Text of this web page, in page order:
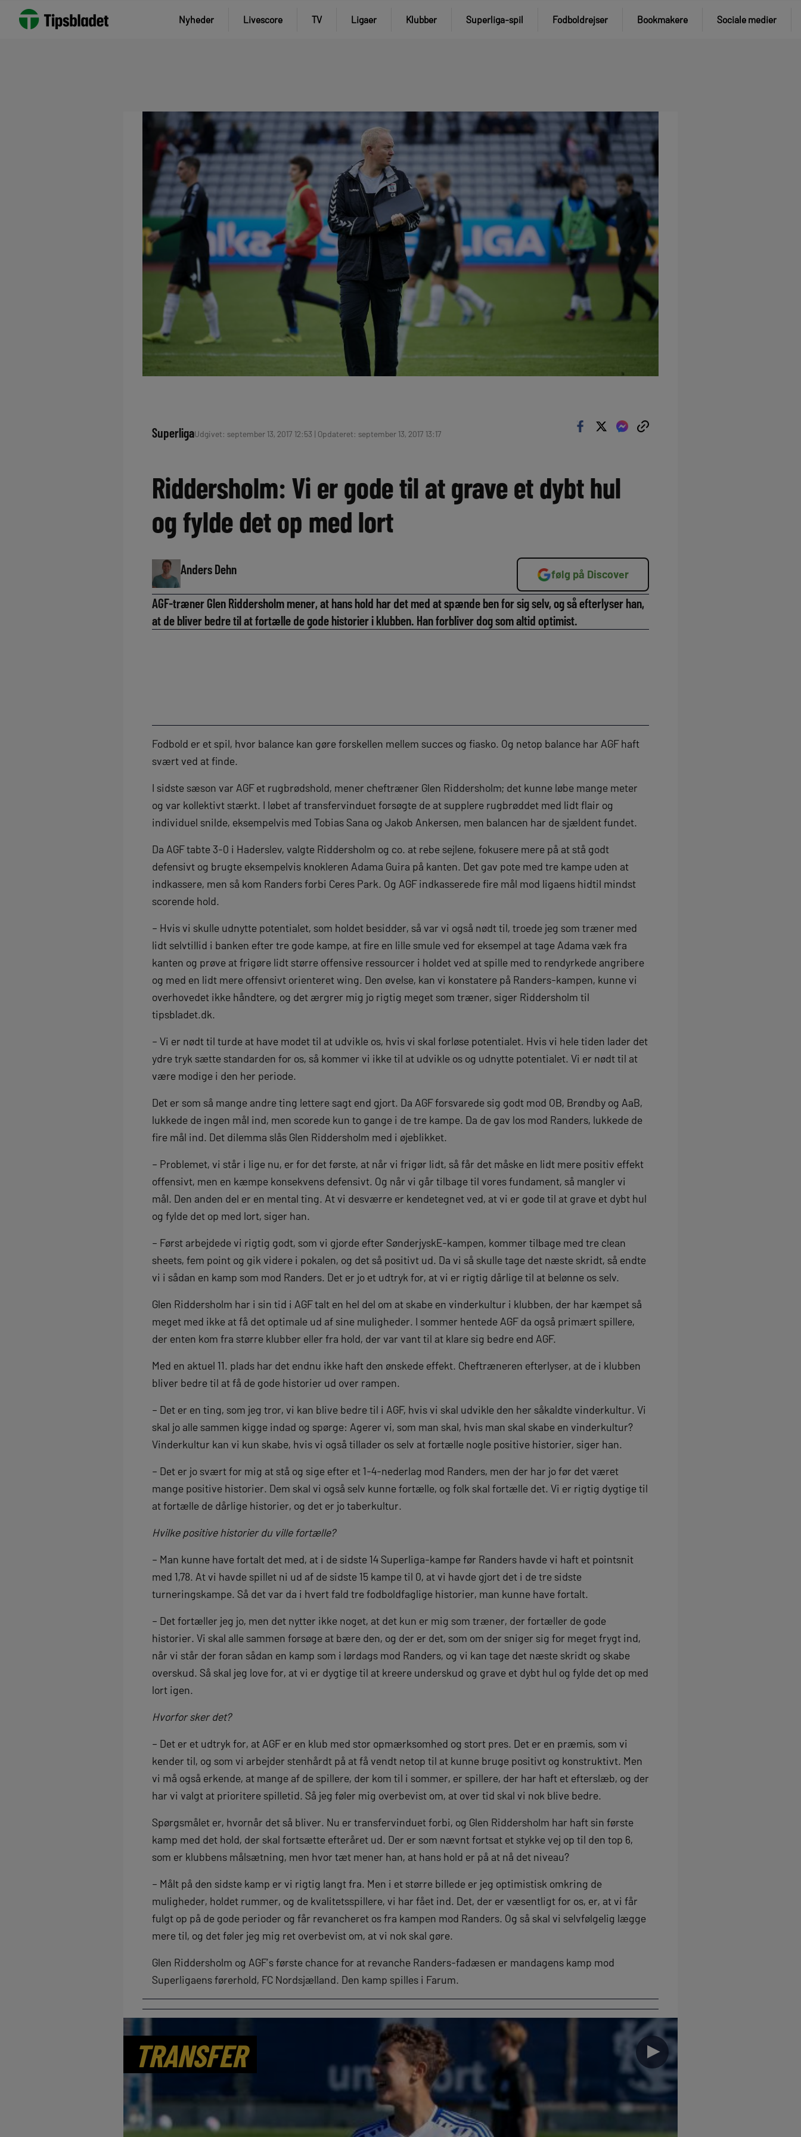
Nyheder Livescore TV Ligaer Klubber Superliga-spil Fodboldrejser Bookmakere Sociale medier
SuperligaUdgivet: september 13, 2017 12:53 | Opdateret: september 13, 2017 13:17
Riddersholm: Vi er gode til at grave et dybt hul
og fylde det op med lort
Anders Dehn følg på Discover
AGF-træner Glen Riddersholm mener, at hans hold har det med at spænde ben for sig selv, og så efterlyser han,
at de bliver bedre til at fortælle de gode historier i klubben. Han forbliver dog som altid optimist.
Fodbold er et spil, hvor balance kan gøre forskellen mellem succes og fiasko. Og netop balance har AGF haft
svært ved at finde.
I sidste sæson var AGF et rugbrødshold, mener cheftræner Glen Riddersholm; det kunne løbe mange meter
og var kollektivt stærkt. I løbet af transfervinduet forsøgte de at supplere rugbrøddet med lidt flair og
individuel snilde, eksempelvis med Tobias Sana og Jakob Ankersen, men balancen har de sjældent fundet.
Da AGF tabte 3-0 i Haderslev, valgte Riddersholm og co. at rebe sejlene, fokusere mere på at stå godt
defensivt og brugte eksempelvis knokleren Adama Guira på kanten. Det gav pote med tre kampe uden at
indkassere, men så kom Randers forbi Ceres Park. Og AGF indkasserede fire mål mod ligaens hidtil mindst
scorende hold.
– Hvis vi skulle udnytte potentialet, som holdet besidder, så var vi også nødt til, troede jeg som træner med
lidt selvtillid i banken efter tre gode kampe, at fire en lille smule ved for eksempel at tage Adama væk fra
kanten og prøve at frigøre lidt større offensive ressourcer i holdet ved at spille med to rendyrkede angribere
og med en lidt mere offensivt orienteret wing. Den øvelse, kan vi konstatere på Randers-kampen, kunne vi
overhovedet ikke håndtere, og det ærgrer mig jo rigtig meget som træner, siger Riddersholm til
tipsbladet.dk.
– Vi er nødt til turde at have modet til at udvikle os, hvis vi skal forløse potentialet. Hvis vi hele tiden lader det
ydre tryk sætte standarden for os, så kommer vi ikke til at udvikle os og udnytte potentialet. Vi er nødt til at
være modige i den her periode.
Det er som så mange andre ting lettere sagt end gjort. Da AGF forsvarede sig godt mod OB, Brøndby og AaB,
lukkede de ingen mål ind, men scorede kun to gange i de tre kampe. Da de gav los mod Randers, lukkede de
fire mål ind. Det dilemma slås Glen Riddersholm med i øjeblikket.
– Problemet, vi står i lige nu, er for det første, at når vi frigør lidt, så får det måske en lidt mere positiv effekt
offensivt, men en kæmpe konsekvens defensivt. Og når vi går tilbage til vores fundament, så mangler vi
mål. Den anden del er en mental ting. At vi desværre er kendetegnet ved, at vi er gode til at grave et dybt hul
og fylde det op med lort, siger han.
– Først arbejdede vi rigtig godt, som vi gjorde efter SønderjyskE-kampen, kommer tilbage med tre clean
sheets, fem point og gik videre i pokalen, og det så positivt ud. Da vi så skulle tage det næste skridt, så endte
vi i sådan en kamp som mod Randers. Det er jo et udtryk for, at vi er rigtig dårlige til at belønne os selv.
Glen Riddersholm har i sin tid i AGF talt en hel del om at skabe en vinderkultur i klubben, der har kæmpet så
meget med ikke at få det optimale ud af sine muligheder. I sommer hentede AGF da også primært spillere,
der enten kom fra større klubber eller fra hold, der var vant til at klare sig bedre end AGF.
Med en aktuel 11. plads har det endnu ikke haft den ønskede effekt. Cheftræneren efterlyser, at de i klubben
bliver bedre til at få de gode historier ud over rampen.
– Det er en ting, som jeg tror, vi kan blive bedre til i AGF, hvis vi skal udvikle den her såkaldte vinderkultur. Vi
skal jo alle sammen kigge indad og spørge: Agerer vi, som man skal, hvis man skal skabe en vinderkultur?
Vinderkultur kan vi kun skabe, hvis vi også tillader os selv at fortælle nogle positive historier, siger han.
– Det er jo svært for mig at stå og sige efter et 1-4-nederlag mod Randers, men der har jo før det været
mange positive historier. Dem skal vi også selv kunne fortælle, og folk skal fortælle det. Vi er rigtig dygtige til
at fortælle de dårlige historier, og det er jo taberkultur.
Hvilke positive historier du ville fortælle?
– Man kunne have fortalt det med, at i de sidste 14 Superliga-kampe før Randers havde vi haft et pointsnit
med 1,78. At vi havde spillet ni ud af de sidste 15 kampe til 0, at vi havde gjort det i de tre sidste
turneringskampe. Så det var da i hvert fald tre fodboldfaglige historier, man kunne have fortalt.
– Det fortæller jeg jo, men det nytter ikke noget, at det kun er mig som træner, der fortæller de gode
historier. Vi skal alle sammen forsøge at bære den, og der er det, som om der sniger sig for meget frygt ind,
når vi står der foran sådan en kamp som i lørdags mod Randers, og vi kan tage det næste skridt og skabe
overskud. Så skal jeg love for, at vi er dygtige til at kreere underskud og grave et dybt hul og fylde det op med
lort igen.
Hvorfor sker det?
– Det er et udtryk for, at AGF er en klub med stor opmærksomhed og stort pres. Det er en præmis, som vi
kender til, og som vi arbejder stenhårdt på at få vendt netop til at kunne bruge positivt og konstruktivt. Men
vi må også erkende, at mange af de spillere, der kom til i sommer, er spillere, der har haft et efterslæb, og der
har vi valgt at prioritere spilletid. Så jeg føler mig overbevist om, at over tid skal vi nok blive bedre.
Spørgsmålet er, hvornår det så bliver. Nu er transfervinduet forbi, og Glen Riddersholm har haft sin første
kamp med det hold, der skal fortsætte efteråret ud. Der er som nævnt fortsat et stykke vej op til den top 6,
som er klubbens målsætning, men hvor tæt mener han, at hans hold er på at nå det niveau?
– Målt på den sidste kamp er vi rigtig langt fra. Men i et større billede er jeg optimistisk omkring de
muligheder, holdet rummer, og de kvalitetsspillere, vi har fået ind. Det, der er væsentligt for os, er, at vi får
fulgt op på de gode perioder og får revancheret os fra kampen mod Randers. Og så skal vi selvfølgelig lægge
mere til, og det føler jeg mig ret overbevist om, at vi nok skal gøre.
Glen Riddersholm og AGF’s første chance for at revanche Randers-fadæsen er mandagens kamp mod
Superligaens førerhold, FC Nordsjælland. Den kamp spilles i Farum.
TRANSFER ►